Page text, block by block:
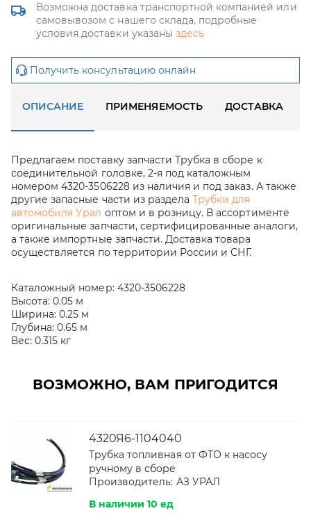
Возможна доставка транспортной компанией или
самовывозом с нашего склада, подробные
условия доставки указаны здесь
Получить консультацию онлайн
ОПИСАНИЕ ПРИМЕНЯЕМОСТЬ ДОСТАВКА
Предлагаем поставку запчасти Трубка в сборе к
соединительной головке, 2-я под каталожным
номером 4320-3506228 из наличия и под заказ. А также
другие запасные части из разделаТрубки для
автомобиля Урал оптом и в розницу. В ассортименте
оригинальные запчасти, сертифицированные аналоги,
а также импортные запчасти. Доставка товара
осуществляется по территории России и СНГ.
Каталожный номер: 4320-3506228
Высота: 0.05 м
Ширина: 0.25 м
Глубина: 0.65 м
Вес: 0.315 кг
ВОЗМОЖНО, ВАМ ПРИГОДИТСЯ
4320Я6-1104040
Трубка топливная от ФТО к насосу
ручному в сборе
Производитель: АЗ УРАЛ
В наличии 10 ед